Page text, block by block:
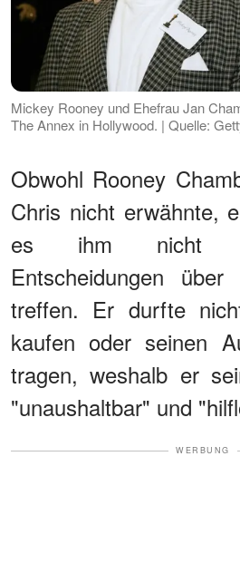
Mickey Rooney und Ehefrau Jan
The Annex in Hollywood. | Quelle:
Obwohl Rooney
Chris nicht erwähnte,
es ihm nicht
Entscheidungen
treffen. Er durfte
kaufen oder seinen
tragen, weshalb er
"unaushaltbar" und
WERBUNG